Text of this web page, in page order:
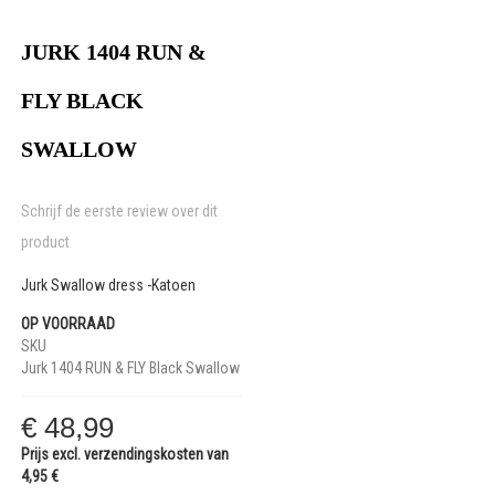
het
van
gallerij
JURK 1404 RUN &
FLY BLACK
SWALLOW
Schrijf de eerste review over dit
product
Jurk Swallow dress -Katoen
OP VOORRAAD
SKU
Jurk 1404 RUN & FLY Black Swallow
€ 48,99
Prijs excl. verzendingskosten van
4,95 €